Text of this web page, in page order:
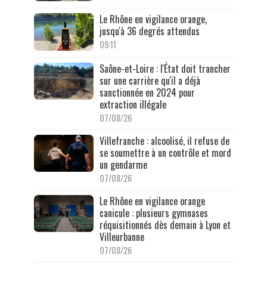
Le Rhône en vigilance orange,
jusqu'à 36 degrés attendus
09:11
Saône-et-Loire : l'État doit trancher
sur une carrière qu'il a déjà
sanctionnée en 2024 pour
extraction illégale
07/08/26
Villefranche : alcoolisé, il refuse de
se soumettre à un contrôle et mord
un gendarme
07/08/26
Le Rhône en vigilance orange
canicule : plusieurs gymnases
réquisitionnés dès demain à Lyon et
Villeurbanne
07/08/26